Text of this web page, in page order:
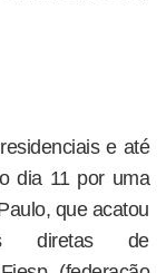
e até
dia 11 por uma
que acatou
diretas de